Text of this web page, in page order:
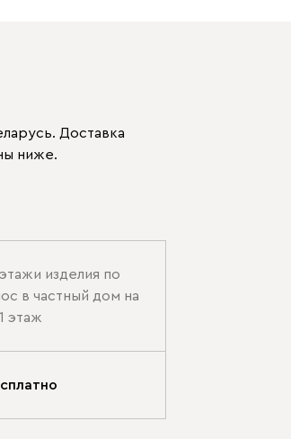
Доставка
ниже.
изделия по
в частный дом на
1 этаж